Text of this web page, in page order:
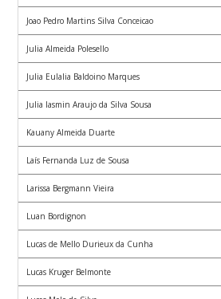
Joao Pedro Martins Silva Conceicao
Julia Almeida Polesello
Julia Eulalia Baldoino Marques
Julia Iasmin Araujo da Silva Sousa
Kauany Almeida Duarte
Laís Fernanda Luz de Sousa
Larissa Bergmann Vieira
Luan Bordignon
Lucas de Mello Durieux da Cunha
Lucas Kruger Belmonte